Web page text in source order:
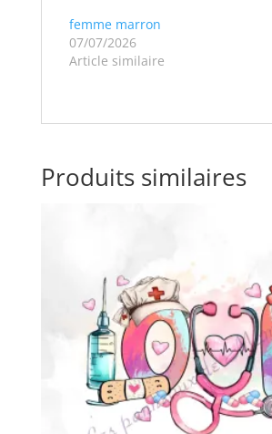
femme marron
07/07/2026
Article similaire
Produits similaires